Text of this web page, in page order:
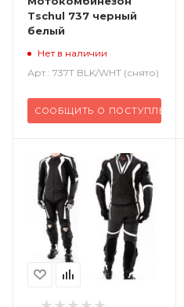
Tschul 737 черный
белый
Нет в наличии
Арт.: 737T BLK/WHT (снято)
СООБЩИТЬ О ПОСТУПЛЕНИИ